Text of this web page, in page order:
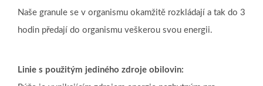
Naše granule se v organismu okamžitě rozkládají a tak do 3
hodin předají do organismu veškerou svou energii.
Linie s použitým jediného zdroje obilovin: